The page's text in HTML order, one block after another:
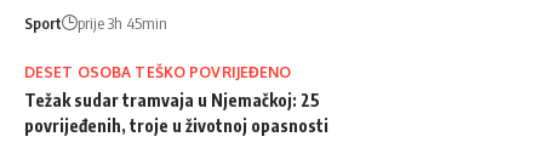
Sport prije 3h 45min
DESET OSOBA TEŠKO POVRIJEĐENO
Težak sudar tramvaja u Njemačkoj: 25
povrijeđenih, troje u životnoj opasnosti